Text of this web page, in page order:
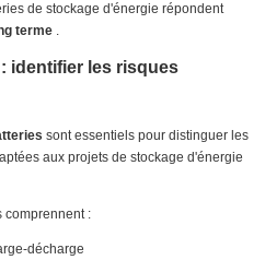
de stockage d'énergie répondent
terme .
identifier les risques
sont essentiels pour distinguer les
aux projets de stockage d'énergie
comprennent :
décharge